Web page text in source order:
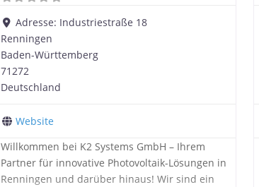
Adresse: Industriestraße 18
Renningen
Baden-Württemberg
71272
Deutschland
Website
Willkommen bei K2 Systems GmbH – Ihrem
Partner für innovative Photovoltaik-Lösungen in
Renningen und darüber hinaus! Wir sind ein